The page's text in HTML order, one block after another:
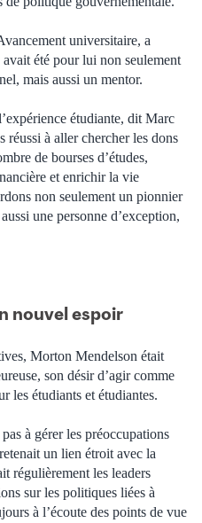
universitaire, a
été pour lui non seulement
mais aussi un mentor.
étudiante, dit Marc
réussi à aller chercher les dons
de bourses d’études,
et enrichir la vie
non seulement un pionnier
une personne d’exception,
nouvel espoir
Morton Mendelson était
son désir d’agir comme
les étudiants et étudiantes.
à gérer les préoccupations
un lien étroit avec la
régulièrement les leaders
sur les politiques liées à
à l’écoute des points de vue